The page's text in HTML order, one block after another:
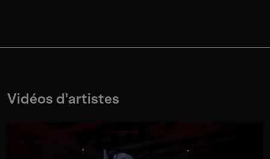
Vidéos d'artistes